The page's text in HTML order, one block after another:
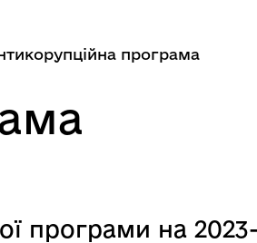
програма
програми на